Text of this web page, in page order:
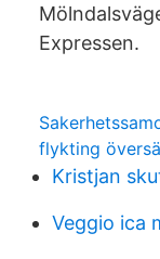
Expressen.
flykting
Kristjan
Veggio ica